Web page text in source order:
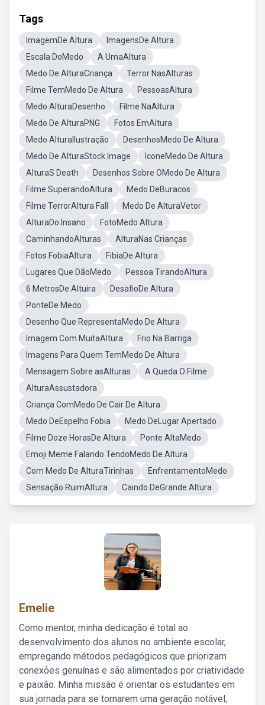
Tags
ImagemDe Altura
ImagensDe Altura
Escala DoMedo
A UmaAltura
Medo De AlturaCriança
Terror NasAlturas
Filme TemMedo De Altura
PessoasAltura
Medo AlturaDesenho
Filme NaAltura
Medo De AlturaPNG
Fotos EmAltura
Medo AlturaIlustração
DesenhosMedo De Altura
Medo De AlturaStock Image
IconeMedo De Altura
AlturaS Death
Desenhos Sobre OMedo De Altura
Filme SuperandoAltura
Medo DeBuracos
Filme TerrorAltura Fall
Medo De AlturaVetor
AlturaDo Insano
FotoMedo Altura
CaminhandoAlturas
AlturaNas Crianças
Fotos FobiaAltura
FibiaDe Altura
Lugares Que DãoMedo
Pessoa TirandoAltura
6 MetrosDe Altuira
DesafioDe Altura
PonteDe Medo
Desenho Que RepresentaMedo De Altura
Imagem Com MuitaAltura
Frio Na Barriga
Imagens Para Quem TemMedo De Altura
Mensagem Sobre asAlturas
A Queda O Filme
AlturaAssustadora
Criança ComMedo De Cair De Altura
Medo DeEspelho Fobia
Medo DeLugar Apertado
Filme Doze HorasDe Altura
Ponte AltaMedo
Emoji Meme Falando TendoMedo De Altura
Com Medo De AlturaTirinhas
EnfrentamentoMedo
Sensação RuimAltura
Caindo DeGrande Altura
Emelie
Como mentor, minha dedicação é total ao
desenvolvimento dos alunos no ambiente escolar,
empregando métodos pedagógicos que priorizam
conexões genuínas e são alimentados por criatividade
e paixão. Minha missão é orientar os estudantes em
sua jornada para se tornarem uma geração notável,